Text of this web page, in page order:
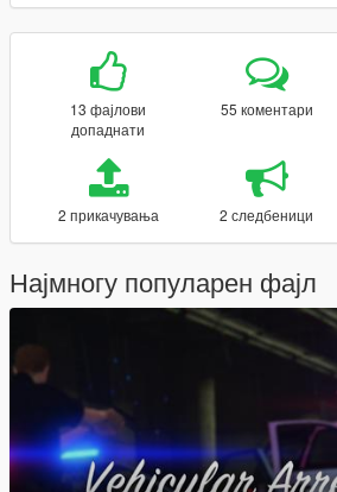
13 фајлови
допаднати
55 коментари
2 прикачувања 2 следбеници
Најмногу популарен фајл